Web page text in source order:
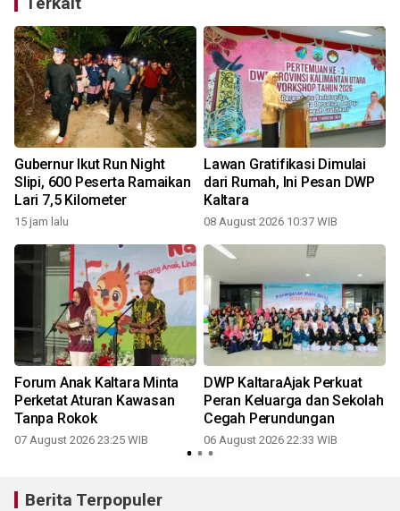
Gubernur Ikut Run Night
Slipi, 600 Peserta Ramaikan
Lari 7,5 Kilometer
15 jam lalu
Lawan Gratifikasi Dimulai
dari Rumah, Ini Pesan DWP
Kaltara
08 August 2026 10:37 WIB
Forum Anak Kaltara Minta
Perketat Aturan Kawasan
Tanpa Rokok
07 August 2026 23:25 WIB
DWP KaltaraAjak Perkuat
Peran Keluarga dan Sekolah
Cegah Perundungan
06 August 2026 22:33 WIB
Berita Terpopuler